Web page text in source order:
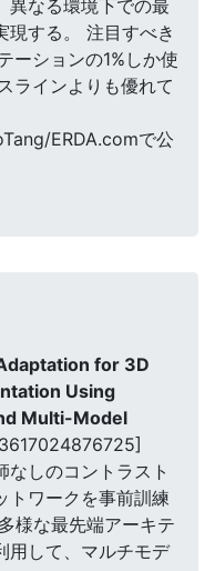
異なる環境下での最
現する。 注目すべき
ーションの1%しか使
ラインよりも優れて
ERDA.comで公
for 3D
Using
Multi-Model
なしのコントラスト
トワークを事前訓練
様な最先端アーキテ
用して、マルチモデ